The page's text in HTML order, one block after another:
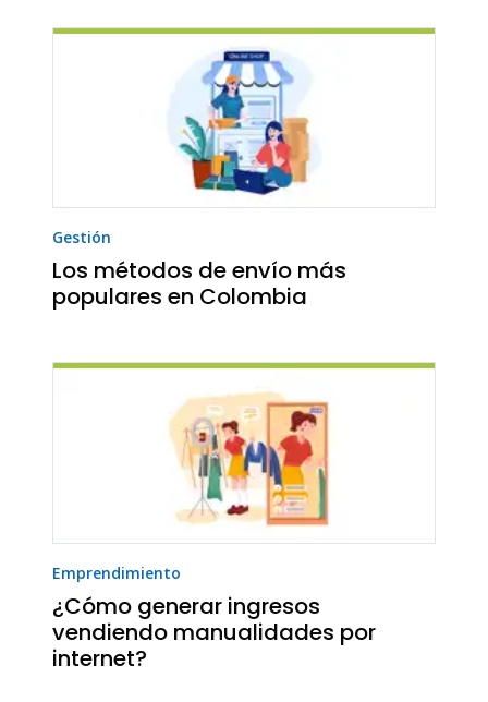
Gestión
Los métodos de envío más
populares en Colombia
Emprendimiento
¿Cómo generar ingresos
vendiendo manualidades por
internet?